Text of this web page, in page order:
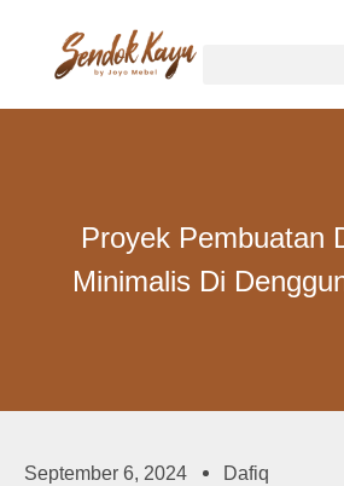
Proyek Pembuatan
Minimalis Di
September 6, 2024 Dafiq